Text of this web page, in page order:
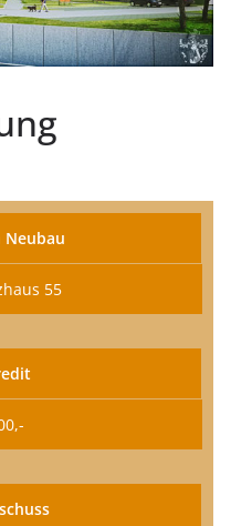
Neubau
55